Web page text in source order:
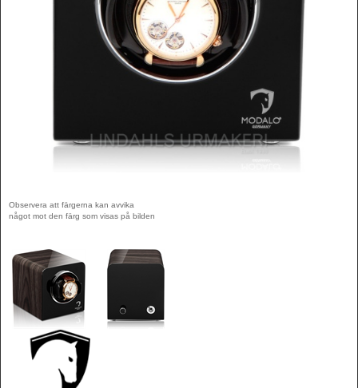
Observera att färgerna kan avvika
något mot den färg som visas på bilden